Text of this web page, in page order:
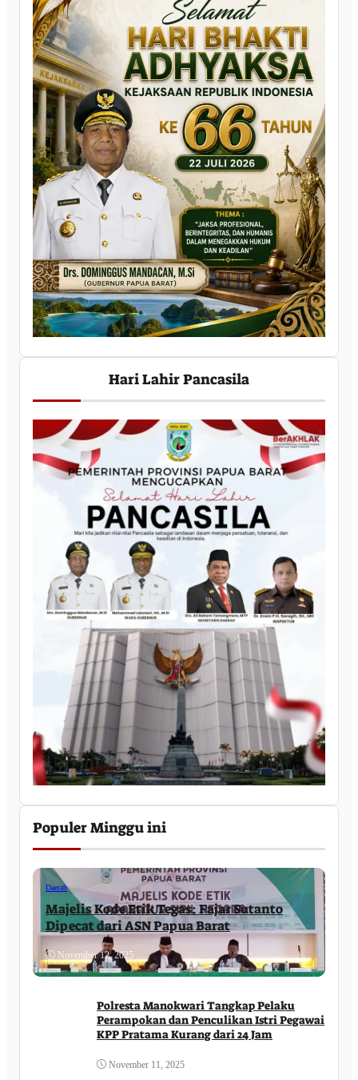
Hari Lahir Pancasila
Populer Minggu ini
Daerah
Majelis Kode Etik Tegas: Fajar Sutanto
Dipecat dari ASN Papua Barat
November 12, 2025
Polresta Manokwari Tangkap Pelaku
Perampokan dan Penculikan Istri Pegawai
KPP Pratama Kurang dari 24 Jam
November 11, 2025